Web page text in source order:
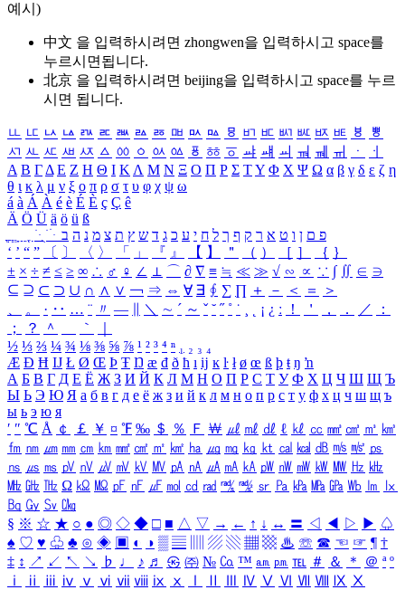
예시)
中文 을 입력하시려면 zhongwen을 입력하시고 space를
누르시면됩니다.
北京 을 입력하시려면 beijing을 입력하시고 space를 누르
시면 됩니다.
ㅥ ㅦ ㅧ ㅨ ㅩ ㅪ ㅫ ㅬ ㅭ ㅮ ㅯ ㅰ ㅱ ㅲ ㅳ ㅴ ㅵ ㅶ ㅷ ㅸ
ㅹ
ㅺ ㅻ ㅼ ㅽ ㅾ ㅿ ㆀ ㆁ ㆂ ㆃ ㆄ ㆅ ㆆ ㆇ ㆈ ㆉ ㆊ ㆋ ㆌ ㆍ
ㆎ
Α Β ΓΔ Ε Ζ Η Θ Ι ΚΛ Μ Ν Ξ Ο Π Ρ Σ ΤΥ Φ Χ Ψ Ω α β γ δ ε ζ η
θ ι κ λ μ ν ξ ο π ρ σ τ υ φ χ ψ ω
á à Á À é è É È ç Ç ê
Ä Ö Ü ä ö ü ß
ִֶֹ ֻּ ׁׂ פ ם ן ו ט א ר ק ף ך ל ח י ע כ ג ד ש ץ ת צ מ נ ה ב
‘ ’ “ ” 〔 〕 〈 〉 「 」 『 』 【 】 ＂ （ ） ［ ］ ｛ ｝
± × ÷ ≠ ≤ ≥ ∞ ∴ ♂ ♀ ∠ ⊥ ⌒ ∂ ∇ ≡ ≒ ≪ ≫ √ ∽ ∝ ∵ ∫ ∬ ∈ ∋
⊆ ⊇ ⊂ ⊃ ∪ ∩ ∧ ∨ ￢ ⇒ ⇔ ∀ ∃ ∮ ∑ ∏ ＋ － ＜ ＝
＞
、
。 · ‥ … ¨ 〃 ― ＼ ∼ ´ ～ ˇ ˘ ˝ ˚ ˙ ¸ ¡ ¿ ː ！ ＇ ， ． ／
：
；
？ ＾ ｀
½ ⅓ ⅔ ¼ ¾ ⅛ ⅜ ⅝ ⅞ ¹ ² ³ ⁴ ⁿ ₁ ₂ ₃ ₄
Æ Ð Ħ Ĳ Ł Ø Œ Þ Ŧ Ŋ æ đ ð ħ ı ĳ ĸ ŀ ł ø œ ß þ ŧ ŋ ŉ
А Б В Г Д Е Ё Ж З И Й К Л М Н О П Р С Т У Ф Х Ц Ч Ш Щ Ъ
Ы Ь Э Ю Я а б в г д е ё ж з и й к л м н о п р с т у ф х ц ч ш щ ъ
ы ь э ю я
′ ″ ℃ Å ￠ ￡ ￥ ¤ ℉ ‰ ＄ ％ Ｆ ￦ ㎕ ㎖ ㎗ ℓ ㎘ ㏄ ㎣ ㎤ ㎥ ㎦
㎙ ㎚ ㎛ ㎜ ㎝ ㎞ ㎟ ㎠ ㎡ ㎢ ㏊ ㎍ ㎎ ㎏ ㏏ ㎈ ㎉ ㏈ ㎧ ㎨ ㎰
㎱ ㎲ ㎳ ㎴ ㎵ ㎶ ㎷ ㎸ ㎹ ㎀ ㎁ ㎂ ㎃ ㎄ ㎺ ㎻ ㎽ ㎾ ㎿ ㎐ ㎑
㎒ ㎓ ㎔ Ω ㏀ ㏁ ㎊ ㎋ ㎌ ㏖ ㏅ ㎭ ㎮ ㎯ ㏛ ㎩ ㎪ ㎫ ㎬ ㏝ ㏐
㏓
㏃ ㏉ ㏜ ㏆
§ ※ ☆ ★ ○ ● ◎ ◇ ◆ □ ■ △ ▽ → ← ↑ ↓ ↔ 〓 ◁ ◀ ▷ ▶ ♤
♠ ♡ ♥ ♧ ♣ ⊙ ◈ ▣ ◐ ◑ ▒ ▤ ▨ ▧ ▦ ▩ ♨ ☏ ☎ ☜ ☞ ¶ †
‡ ↕ ↗ ↙ ↖ ↘ ♭ ♩ ♪ ♬ ㉿ ㈜ № ㏇ ™ ㏂ ㏘ ℡ ＃ ＆ ＊ ＠ ª º
ⅰ
ⅱ ⅲ ⅳ ⅴ ⅵ ⅶ ⅷ ⅸ ⅹ Ⅳ Ⅴ Ⅵ Ⅶ Ⅷ Ⅸ Ⅹ